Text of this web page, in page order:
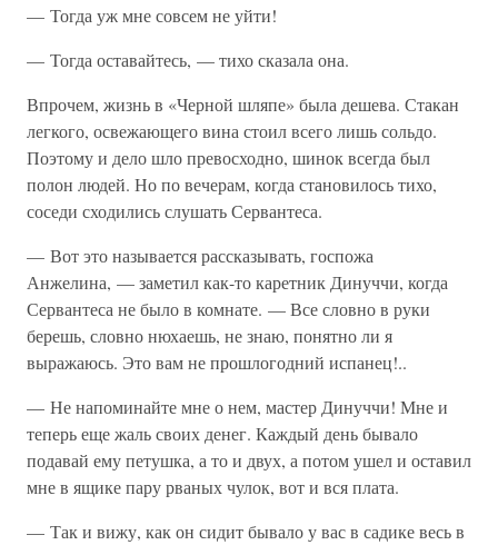
— Тогда уж мне совсем не уйти!
— Тогда оставайтесь, — тихо сказала она.
Впрочем, жизнь в «Черной шляпе» была дешева. Стакан
легкого, освежающего вина стоил всего лишь сольдо.
Поэтому и дело шло превосходно, шинок всегда был
полон людей. Но по вечерам, когда становилось тихо,
соседи сходились слушать Сервантеса.
— Вот это называется рассказывать, госпожа
Анжелина, — заметил как-то каретник Динуччи, когда
Сервантеса не было в комнате. — Все словно в руки
берешь, словно нюхаешь, не знаю, понятно ли я
выражаюсь. Это вам не прошлогодний испанец!..
— Не напоминайте мне о нем, мастер Динуччи! Мне и
теперь еще жаль своих денег. Каждый день бывало
подавай ему петушка, а то и двух, а потом ушел и оставил
мне в ящике пару рваных чулок, вот и вся плата.
— Так и вижу, как он сидит бывало у вас в садике весь в